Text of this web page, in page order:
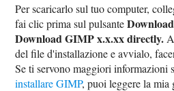
Per scaricarlo sul tuo computer,
fai clic prima sul pulsante
Download GIMP x.x.xx directly.
del file d'installazione e avvialo,
Se ti servono maggiori informazioni
installare GIMP, puoi leggere la mia